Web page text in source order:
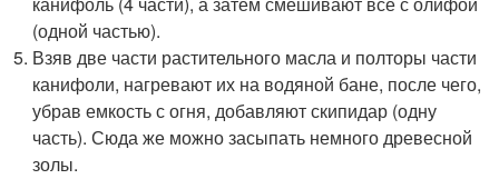
(одной частью).
Взяв две части растительного масла и полторы части
канифоли, нагревают их на водяной бане, после чего,
убрав емкость с огня, добавляют скипидар (одну
часть). Сюда же можно засыпать немного древесной
золы.